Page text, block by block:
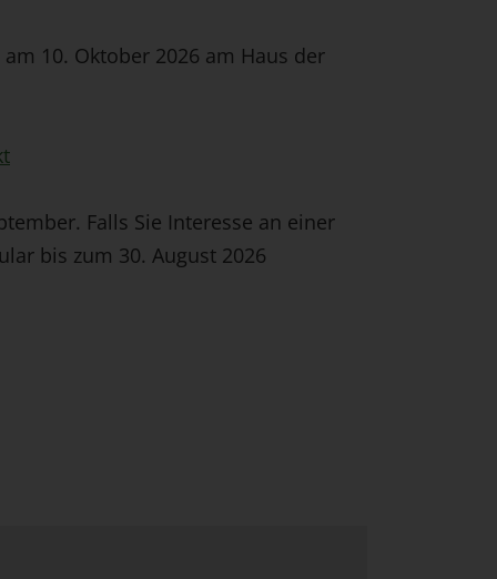
10. Oktober 2026 am Haus der
Falls Sie Interesse an einer
bis zum 30. August 2026